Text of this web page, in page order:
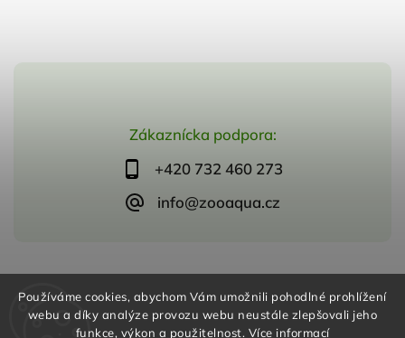
Používáme cookies, abychom Vám umožnili pohodlné prohlížení
webu a díky analýze provozu webu neustále zlepšovali jeho
funkce, výkon a použitelnost. Více informací
Zákaznícka podpora:
+420 732 460 273
info@zooaqua.cz
VytvořilShoptet | DesignShoptak.cz